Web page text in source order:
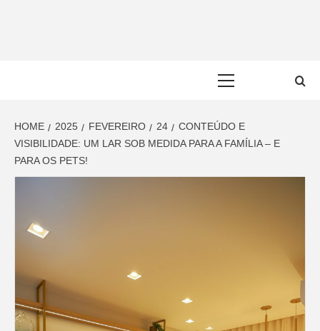
HOME 2025 FEVEREIRO 24
CONTEÚDO E
VISIBILIDADE: UM LAR SOB MEDIDA PARA A FAMÍLIA – E
PARA OS PETS!